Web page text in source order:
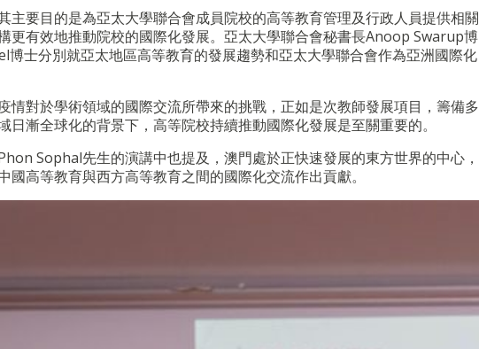
主要目的是為亞太大學聯合會成員院校的高等教育管理及行政人員提供相關
更有效地推動院校的國際化發展。 亞太大學聯合會秘書長Anoop Swarup博
博士分別就亞太地區高等教育的發展趨勢和亞太大學聯合會作為亞洲國際化
情對於學術領域的國際交流所帶來的挑戰 ， 正如是次教師發展項目 ， 籌備多
日漸全球化的背景下，高等院校持續推動國際化發展是至關重要的。
Sophal先生的演講中也提及 ， 澳門處於正快速發展的東方世界的中心 ，
國高等教育與西方高等教育之間的國際化交流作出貢獻。